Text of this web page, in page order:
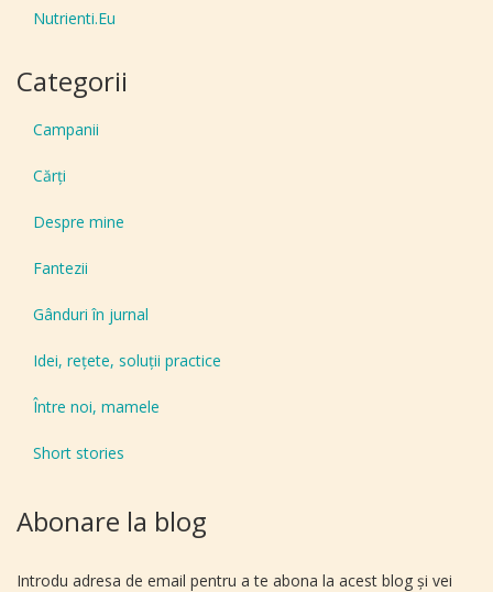
Nutrienti.Eu
Categorii
Campanii
Cărți
Despre mine
Fantezii
Gânduri în jurnal
Idei, reţete, soluţii practice
Între noi, mamele
Short stories
Abonare la blog
Introdu adresa de email pentru a te abona la acest blog și vei